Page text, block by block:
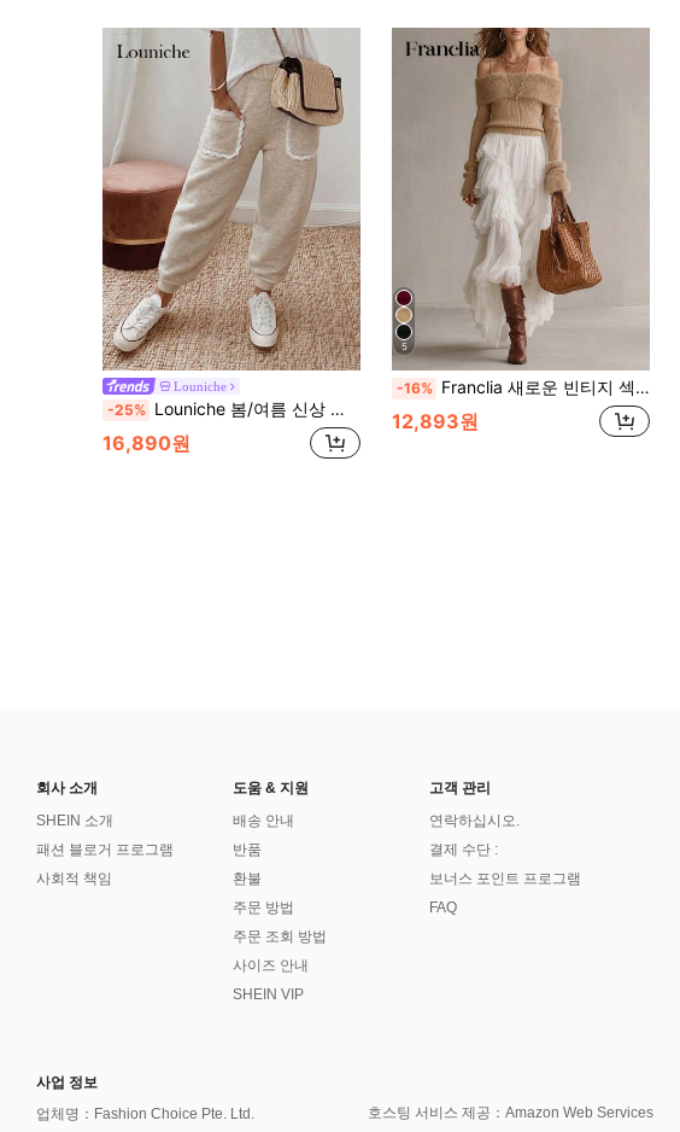
Louniche
-25% Louniche 봄/여름 신상 루즈 캐주얼 데일리 출근 여성 팬츠, 솔리드 컬러 포켓 러플 패치워크 크롭 팬츠, 편안한 릴렉스 핏 여성 팬츠
16,890원
5
-16% Franclia 새로운 빈티지 섹시 시크 하이엔드 퍼리 칼라 오프 숄더 여성 스웨터 풀오버, 가을/겨울
12,893원
회사 소개
SHEIN 소개
패션 블로거 프로그램
사회적 책임
도움 & 지원
배송 안내
반품
환불
주문 방법
주문 조회 방법
사이즈 안내
SHEIN VIP
고객 관리
연락하십시오.
결제 수단 :
보너스 포인트 프로그램
FAQ
사업 정보
업체명：Fashion Choice Pte. Ltd.
호스팅 서비스 제공：Amazon Web Services